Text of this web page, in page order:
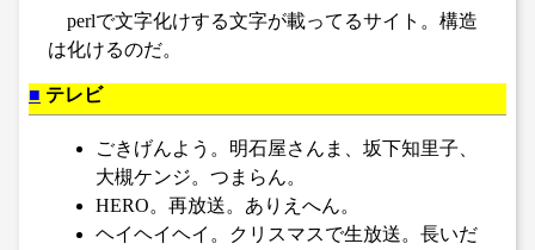
perlで文字化けする文字が載ってるサイト。構造
は化けるのだ。
■ テレビ
ごきげんよう。明石屋さんま、坂下知里子、
大槻ケンジ。つまらん。
HERO。再放送。ありえへん。
ヘイヘイヘイ。クリスマスで生放送。長いだ